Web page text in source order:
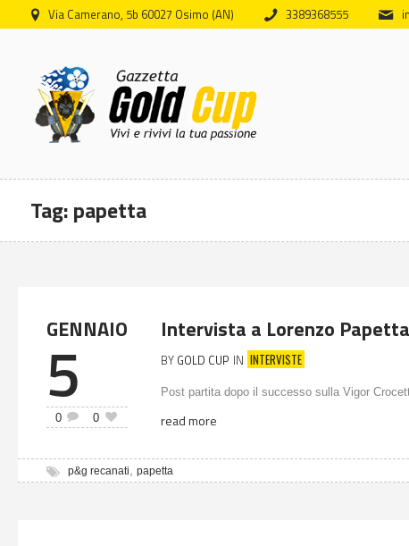
Via Camerano, 5b 60027 Osimo (AN) 3389368555
Tag:papetta
GENNAIO
5
0 0
Intervista a Lorenzo
BY GOLD CUP IN INTERVISTE
Post partita dopo il successo sulla Vigor
read more
p&g recanati, papetta